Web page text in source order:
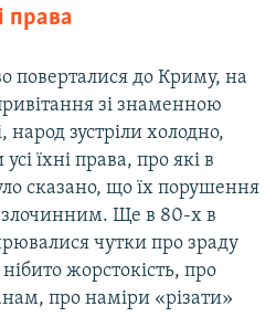
права
поверталися до Криму, на
зі знаменною
народ зустріли холодно,
їхні права, про які в
сказано, що їх порушення
Ще в 80-х в
чутки про зраду
жорстокість, про
про наміри «різати»